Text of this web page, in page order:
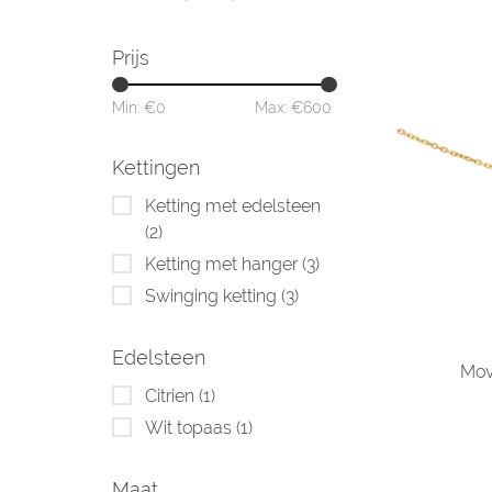
Prijs
Min: €0 Max: €600
Kettingen
Ketting met edelsteen
(2)
Ketting met hanger(3)
Swinging ketting (3)
Edelsteen
Citrien (1)
Wit topaas (1)